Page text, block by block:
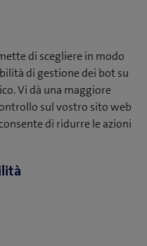
di scegliere in modo
di gestione dei bot su
Vi dà una maggiore
sul vostro sito web
di ridurre le azioni
con server distribuiti